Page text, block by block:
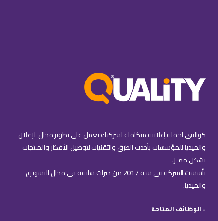
كواليتي لحملة إعلانية متكاملة لشركتك نعمل على تطوير مجال الإعلان
والميديا للمؤسسات بأحدث الطرق والتقنيات لتوصيل الأفكار والمنتجات
بشكل مميز.
تأسست الشركة في سنة 2017 من خبرات سابقة في مجال التسويق
والميديا.
– الوظائف المتاحة